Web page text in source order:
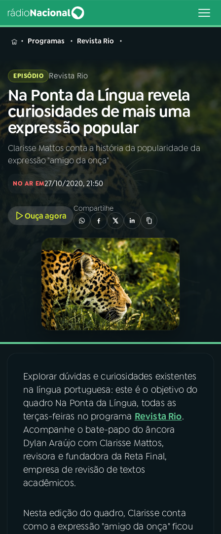
MENU
Buscar
na
Rádio
Nacional
Buscar
AO VIVO
INÍCIO
A RÁDIO
PROGRAMAÇÃO
PROGRAMAS
PODCASTS
06VIDEOCASTS
07ÚLTIMAS
08 FESTIVAL DE MÚSICA
ACOMPANHE A RÁDIO NACIONAL
YouTube Facebook
Instagram
TikTok
Programas Revista Rio
EPISÓDIO Revista Rio
Na Ponta da Língua revela
curiosidades de mais uma
expressão popular
Clarisse Mattos conta a história da popularidade da
expressão "amigo da onça"
NO AR EM27/10/2020, 21:50
Ouça agora
Compartilhe
Explorar dúvidas e curiosidades existentes
na língua portuguesa: este é o objetivo do
quadro Na Ponta da Língua, todas as
terças-feiras no programa Revista Rio.
Acompanhe o bate-papo do âncora
Dylan Araújo com Clarisse Mattos,
revisora e fundadora da Reta Final,
empresa de revisão de textos
acadêmicos.
Nesta edição do quadro, Clarisse conta
como a expressão "amigo da onça" ficou